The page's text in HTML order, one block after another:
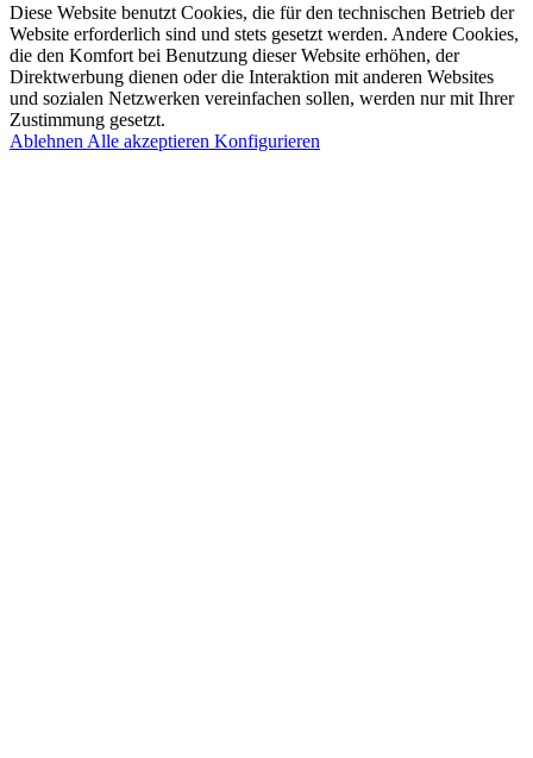
Diese Website benutzt Cookies, die für den technischen Betrieb der
Website erforderlich sind und stets gesetzt werden. Andere Cookies,
die den Komfort bei Benutzung dieser Website erhöhen, der
Direktwerbung dienen oder die Interaktion mit anderen Websites
und sozialen Netzwerken vereinfachen sollen, werden nur mit Ihrer
Zustimmung gesetzt.
Ablehnen Alle akzeptieren Konfigurieren